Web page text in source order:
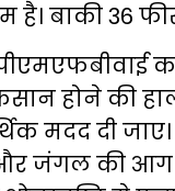
बाकी 36
होने की
मदद दी
जंगल की आग